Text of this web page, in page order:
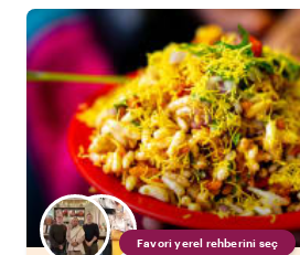
Favori yerel rehberini seç